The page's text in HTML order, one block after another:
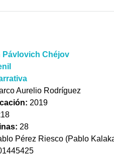
Pávlovich Chéjov
Aurelio Rodríguez
2019
28
Pérez Riesco (Pablo